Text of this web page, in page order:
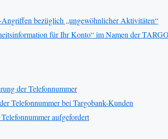
bezüglich „ungewöhnlicher Aktivitäten“
für Ihr Konto“ im Namen der
der Telefonnummer
Telefonnummer bei Targobank-Kunden
aufgefordert